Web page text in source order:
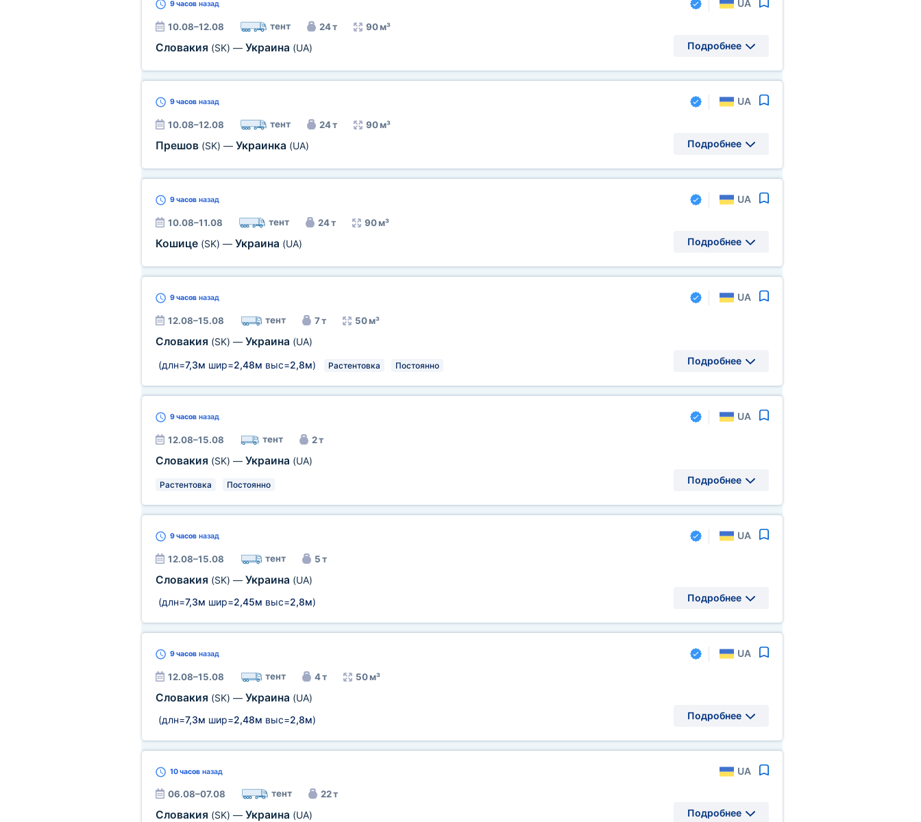
9 часовназад UA
10.08–12.08 тент 24 т 90 м³
Словакия (SK) — Украина (UA) Подробнее
9 часовназад UA
10.08–12.08 тент 24 т 90 м³
Прешов (SK) — Украинка (UA) Подробнее
9 часовназад UA
10.08–11.08 тент 24 т 90 м³
Кошице (SK) — Украина (UA) Подробнее
9 часовназад UA
12.08–15.08 тент 7 т 50 м³
Словакия (SK) — Украина (UA)
(длн=7,3м шир=2,48м выс=2,8м) Растентовка Постоянно Подробнее
9 часовназад UA
12.08–15.08 тент 2 т
Словакия (SK) — Украина (UA)
Растентовка Постоянно Подробнее
9 часовназад UA
12.08–15.08 тент 5 т
Словакия (SK) — Украина (UA)
(длн=7,3м шир=2,45м выс=2,8м) Подробнее
9 часовназад UA
12.08–15.08 тент 4 т 50 м³
Словакия (SK) — Украина (UA)
(длн=7,3м шир=2,48м выс=2,8м) Подробнее
10 часовназад UA
06.08–07.08 тент 22 т
Словакия (SK) — Украина (UA) Подробнее